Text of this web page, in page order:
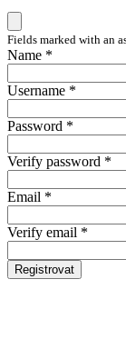
Fields marked with an
Name *
Username *
Password *
Verify password *
Email *
Verify email *
Registrovat